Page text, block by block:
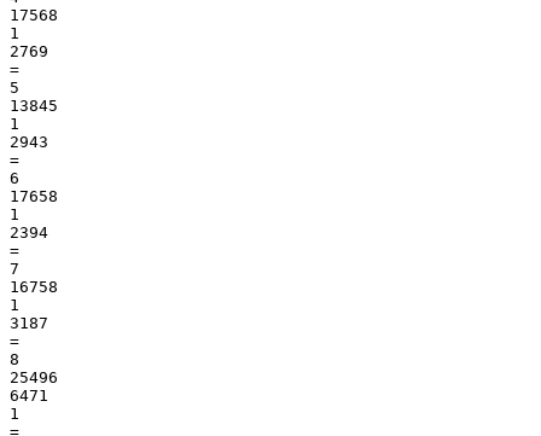
17568
1
2769
=
5
13845
1
2943
=
6
17658
1
2394
=
7
16758
1
3187
=
8
25496
6471
1
=